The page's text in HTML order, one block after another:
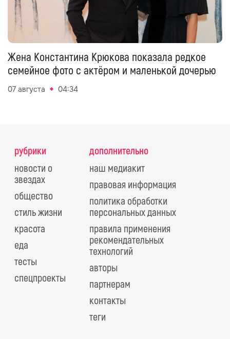
Жена Константина Крюкова показала редкое
семейное фото с актёром и маленькой дочерью
07 августа 04:34
рубрики
новости о
звездах
общество
стиль жизни
красота
еда
тесты
спецпроекты
дополнительно
наш медиакит
правовая информация
политика обработки
персональных данных
правила применения
рекомендательных
технологий
авторы
партнерам
контакты
теги